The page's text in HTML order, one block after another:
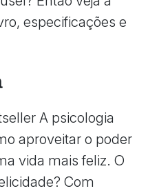
especificações e
A psicologia
aproveitar o poder
vida mais feliz. O
Com